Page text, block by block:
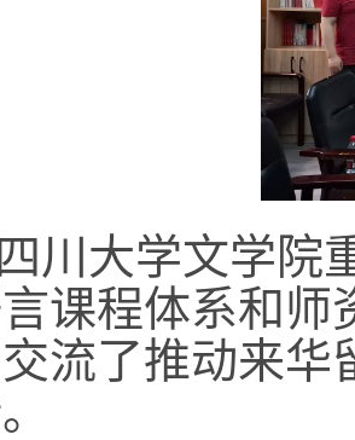
川大学文学院
课程体系和师
流了推动来